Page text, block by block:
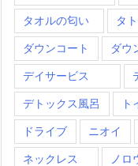
タオルの匂い タ
ダウンコート ダウ
デイサービス
デトックス風呂 ト
ドライブ ニオイ
ネックレス ノロ